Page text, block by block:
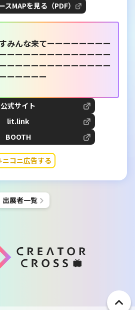
スMAPを見る（PDF）
みんな来てーーーーーーーー
ーーーーーーーーーーーーー
ーーーーーーーーーーーーー
ーーーーー
公式サイト
lit.link
BOOTH
ニコニ広告する
出展者一覧